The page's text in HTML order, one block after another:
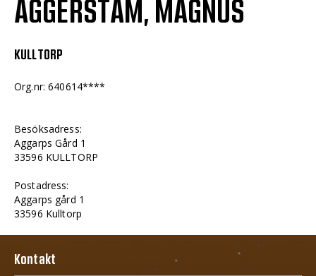
AGGERSTAM, MAGNUS
KULLTORP
Org.nr: 640614****
Besöksadress:
Aggarps Gård 1
33596 KULLTORP
Postadress:
Aggarps gård 1
33596 Kulltorp
Kontakt